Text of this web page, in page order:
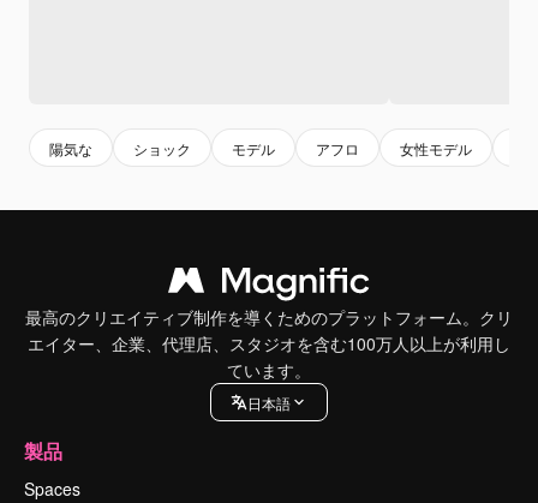
陽気な ショック モデル アフロ 女性モデル
最高のクリエイティブ制作を導くためのプラットフォーム。クリ
エイター、企業、代理店、スタジオを含む100万人以上が利用し
ています。
日本語
製品
Spaces